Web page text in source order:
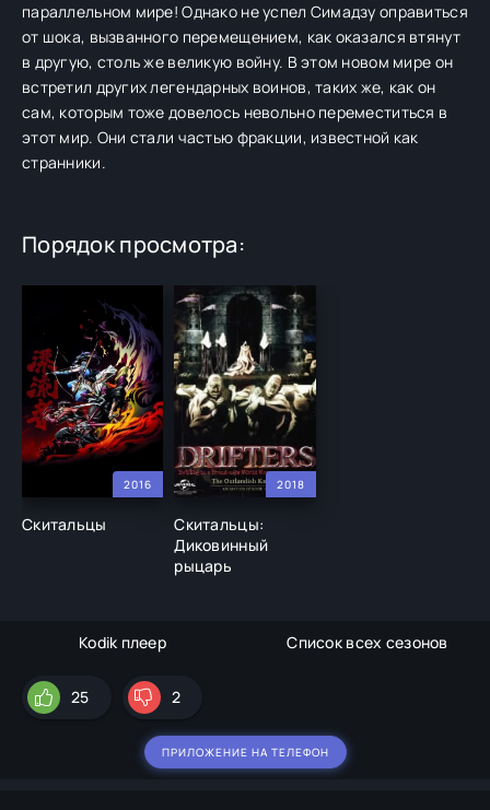
параллельном мире! Однако не успел Симадзу оправиться
от шока, вызванного перемещением, как оказался втянут
в другую, столь же великую войну. В этом новом мире он
встретил других легендарных воинов, таких же, как он
сам, которым тоже довелось невольно переместиться в
этот мир. Они стали частью фракции, известной как
странники.
Порядок просмотра:
2016
Скитальцы
2018
Скитальцы:
Диковинный
рыцарь
Kodik плеер Список всех сезонов
25 2
ПРИЛОЖЕНИЕ НА ТЕЛЕФОН